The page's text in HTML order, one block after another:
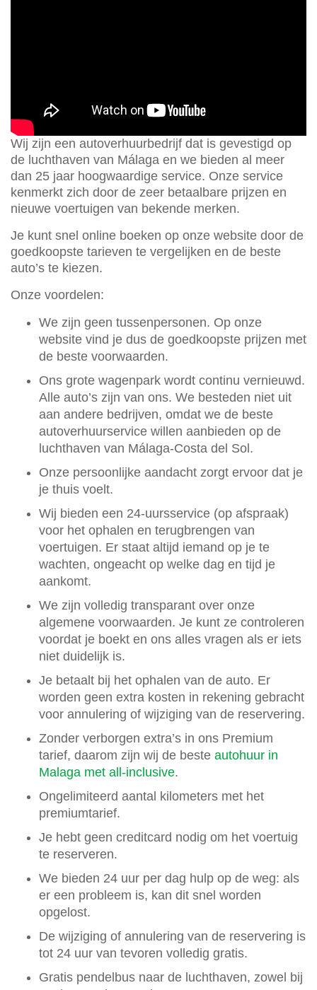
Wij zijn een autoverhuurbedrijf dat is gevestigd op
de luchthaven van Málaga en we bieden al meer
dan 25 jaar hoogwaardige service. Onze service
kenmerkt zich door de zeer betaalbare prijzen en
nieuwe voertuigen van bekende merken.
Je kunt snel online boeken op onze website door de
goedkoopste tarieven te vergelijken en de beste
auto’s te kiezen.
Onze voordelen:
We zijn geen tussenpersonen. Op onze
website vind je dus de goedkoopste prijzen met
de beste voorwaarden.
Ons grote wagenpark wordt continu vernieuwd.
Alle auto’s zijn van ons. We besteden niet uit
aan andere bedrijven, omdat we de beste
autoverhuurservice willen aanbieden op de
luchthaven van Málaga-Costa del Sol.
Onze persoonlijke aandacht zorgt ervoor dat je
je thuis voelt.
Wij bieden een 24-uursservice (op afspraak)
voor het ophalen en terugbrengen van
voertuigen. Er staat altijd iemand op je te
wachten, ongeacht op welke dag en tijd je
aankomt.
We zijn volledig transparant over onze
algemene voorwaarden. Je kunt ze controleren
voordat je boekt en ons alles vragen als er iets
niet duidelijk is.
Je betaalt bij het ophalen van de auto. Er
worden geen extra kosten in rekening gebracht
voor annulering of wijziging van de reservering.
Zonder verborgen extra’s in ons Premium
tarief, daarom zijn wij de beste autohuur in
Malaga met all-inclusive.
Ongelimiteerd aantal kilometers met het
premiumtarief.
Je hebt geen creditcard nodig om het voertuig
te reserveren.
We bieden 24 uur per dag hulp op de weg: als
er een probleem is, kan dit snel worden
opgelost.
De wijziging of annulering van de reservering is
tot 24 uur van tevoren volledig gratis.
Gratis pendelbus naar de luchthaven, zowel bij